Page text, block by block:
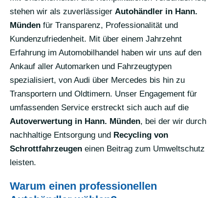
stehen wir als zuverlässiger Autohändler in Hann.
Münden für Transparenz, Professionalität und
Kundenzufriedenheit. Mit über einem Jahrzehnt
Erfahrung im Automobilhandel haben wir uns auf den
Ankauf aller Automarken und Fahrzeugtypen
spezialisiert, von Audi über Mercedes bis hin zu
Transportern und Oldtimern. Unser Engagement für
umfassenden Service erstreckt sich auch auf die
Autoverwertung in Hann. Münden, bei der wir durch
nachhaltige Entsorgung und Recycling von
Schrottfahrzeugen einen Beitrag zum Umweltschutz
leisten.
Warum einen professionellen